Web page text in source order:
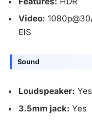
Video:
EIS
Sound
Loudspeaker: Yes
3.5mm jack: Yes